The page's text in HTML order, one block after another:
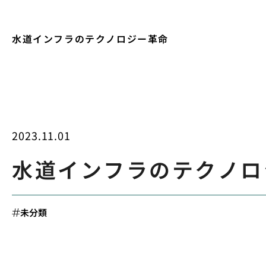
水道インフラのテクノロジー革命
2023.11.01
水道インフラのテクノ
未分類